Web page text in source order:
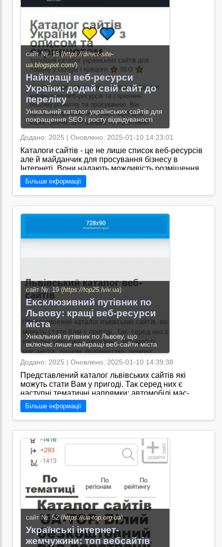
сайт №: 18 (https://direct-site-
ua.blogspot.com/)
Найкращі веб-ресурси
України: додай свій сайт до
переліку
Унікальний каталог українських сайтів для
покращення SEO і росту відвідуваності
Додано: 2025 | Оновлено: 2025-01-10 14:23:01
Каталоги сайтів - це не лише список веб-ресурсів
але й майданчик для просування бізнесу в
Інтернеті. Вони надають можливість розміщення
посилань на власний сайт що допомагає
збільшити трафік і підвищити його видимість у
пошукових системах./"https://direct-site-
ua.blogspot.com/ - це сайт, який надає корисні
поради з просування сайту в пошукових системах
та SEO оптимізації. Тут можна знайти цікаву
інформацію про ефективні методи п
Більше інформації
сайт №: 19 (https://top25.lviv.ua)
Ексклюзивний путівник по
Львову: кращі веб-ресурси
міста
Унікальний путівник по Львову, що
включає лише найкращі веб-сайти міста
Додано: 2025 | Оновлено: 2025-01-10 14:39:38
Представлений каталог львівських сайтів які
можуть стати Вам у пригоді. Так серед них є
наступні тематичні напрямки: автомобілі мас-
медіа туризм будівництво ремонт косметика
особисті сторінки та Інтернет-магазини.
Розглянемо окремо кожен з них./Під час аналізу
статей інтернет-видання "Top25 Львів" було
виявлено, що сайт спеціалізується на публікації
рей Перейти на сайт →
Більше інформації
сайт №: 52 (https://ua-top.org.ua)
Українські інтернет-
жемчужини: топ вебсайтів